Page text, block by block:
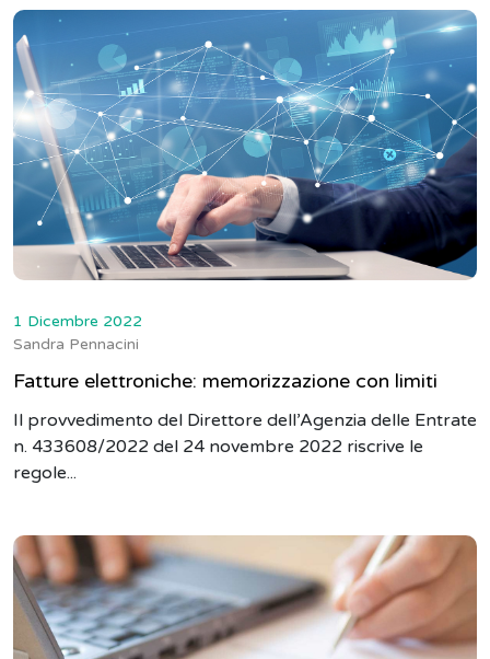
1 Dicembre 2022
Sandra Pennacini
Fatture elettroniche: memorizzazione con limiti
Il provvedimento del Direttore dell’Agenzia delle Entrate
n. 433608/2022 del 24 novembre 2022 riscrive le
regole...